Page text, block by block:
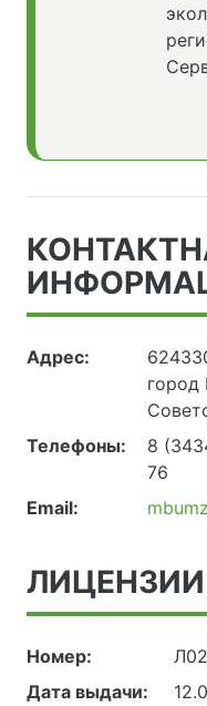
Адрес:
город
Телефоны:
8
76
Email:
ЛИЦЕНЗИИ
Номер:
Дата выдачи: